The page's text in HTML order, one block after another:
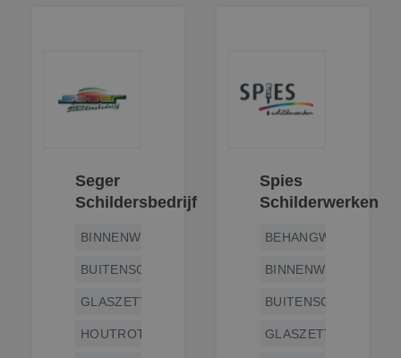
Seger
Schildersbedrijf
BINNENWERK
BUITENSCHILDERWERK
GLASZETTEN
HOUTROTREPARATIE
Spies
Schilderwerken
BEHANGWERK
BINNENWERK
GLASZETTEN